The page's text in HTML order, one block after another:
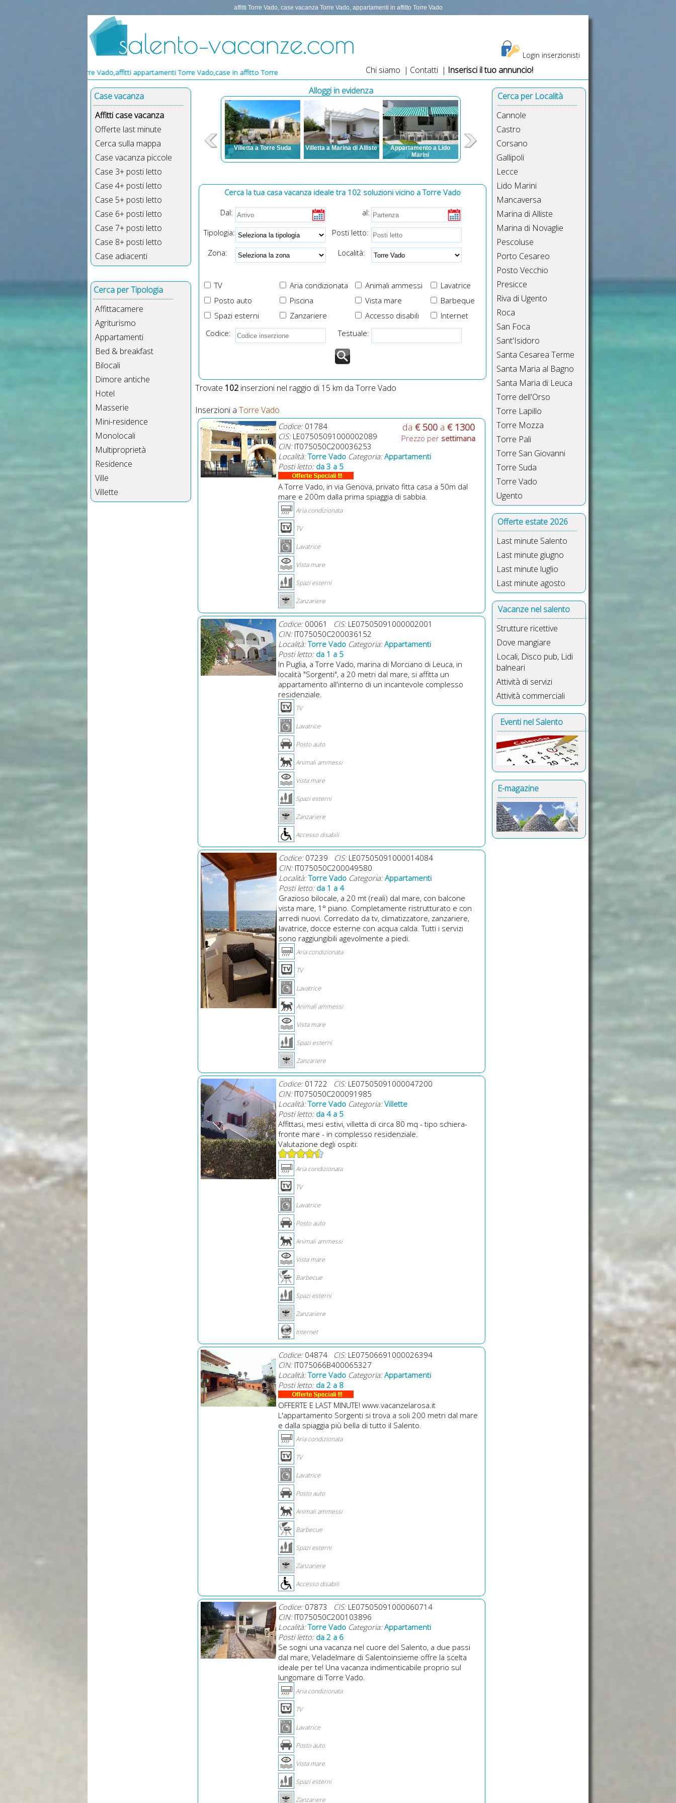
affitti Torre Vado, case vacanza Torre Vado, appartamenti in affitto Torre Vado
Login inserzionisti
Chi siamo | Contatti | Inserisci il tuo annuncio!
Torre Vado,affitti appartamenti Torre Vado,case in affitto Torre Vado,appartamento Torre Vado,appartamenti in affitto Torre Vado,bilocale Torre Vado,Torre Vado appartamento affitti,villette affitto
Case vacanza
Affitti case vacanza
Offerte last minute
Cerca sulla mappa
Case vacanza piccole
Case 3+ posti letto
Case 4+ posti letto
Case 5+ posti letto
Case 6+ posti letto
Case 7+ posti letto
Case 8+ posti letto
Case adiacenti
Cerca per Tipologia
Affittacamere
Agriturismo
Appartamenti
Bed & breakfast
Bilocali
Dimore antiche
Hotel
Masserie
Mini-residence
Monolocali
Multiproprietà
Residence
Ville
Villette
Alloggi in evidenza
Villetta a Torre Suda
Posti letto: da 2 a 14
Animali ammessi, Vista
mare, Barbecue, Spazi
esterni, Zanzariere,
Parcheggio
gratuito,videosorveglianza,
recintati
Villetta a Marina di Alliste
Posti letto: da 3 a 7
Animali ammessi,
Barbecue, Spazi esterni,
Zanzariere, Internet
Appartamento a Lido
Marini
Lavatrice, Animali
ammessi, Barbecue,
Spazi esterni, Zanzariere,
soffitto, asse e ferro da
stiro, asciugacapelli,
letto per ricarica veloce
smartphone
Cerca la tua casa vacanza ideale tra 102 soluzioni vicino a Torre Vado
Dal:
al:
Tipologia:
Posti letto:
Zona:
Località:
TV Aria condizionata Animali ammessi
Lavatrice
Posto auto
Piscina Vista mare
Barbeque
Spazi esterni
Zanzariere Internet
Accesso disabili
Codice:
Testuale:
Trovate 102inserzioni nel raggio di 15 km da Torre Vado
Inserzioni a Torre Vado
da € 500a € 1300
Prezzo per settimana
Codice:01784
CIS:LE07505091000002089
CIN:IT075050C200036253
Località: Torre Vado Categoria: Appartamenti
Posti letto: da 3 a 5
A Torre Vado, in via Genova, privato fitta casa a 50m dal
mare e 200m dalla prima spiaggia di sabbia.
Aria condizionata
TV
Lavatrice
Vista mare
Spazi esterni
Zanzariere
Codice:00061 CIS:LE07505091000002001
CIN:IT075050C200036152
Località: Torre Vado Categoria: Appartamenti
Posti letto: da 1 a 5
In Puglia, a Torre Vado, marina di Morciano di Leuca, in
località "Sorgenti", a 20 metri dal mare, si affitta un
appartamento all'interno di un incantevole complesso
residenziale.
TV
Lavatrice
Posto auto
Animali ammessi
Vista mare
Spazi esterni
Zanzariere
Accesso disabili
Codice:07239 CIS:LE07505091000014084
CIN:IT075050C200049580
Località: Torre Vado Categoria: Appartamenti
Posti letto: da 1 a 4
Grazioso bilocale, a 20 mt (reali) dal mare, con balcone
vista mare, 1° piano. Completamente ristrutturato e con
arredi nuovi. Corredato da tv, climatizzatore, zanzariere,
lavatrice, docce esterne con acqua calda. Tutti i servizi
sono raggiungibili agevolmente a piedi.
Aria condizionata
TV
Lavatrice
Animali ammessi
Vista mare
Spazi esterni
Zanzariere
Codice:01722 CIS:LE07505091000047200
CIN:IT075050C200091985
Località: Torre Vado Categoria: Villette
Posti letto: da 4 a 5
Affittasi, mesi estivi, villetta di circa 80 mq - tipo schiera-
fronte mare - in complesso residenziale.
Valutazione degli ospiti:
Aria condizionata
TV
Lavatrice
Posto auto
Animali ammessi
Vista mare
Barbecue
Spazi esterni
Zanzariere
Internet
Codice:04874 CIS:LE07506691000026394
CIN:IT075066B400065327
Località: Torre Vado Categoria: Appartamenti
Posti letto: da 2 a 8
OFFERTE E LAST MINUTE! www.vacanzelarosa.it
L'appartamento Sorgenti si trova a soli 200 metri dal mare
e dalla spiaggia più bella di tutto il Salento.
Aria condizionata
TV
Lavatrice
Posto auto
Animali ammessi
Barbecue
Spazi esterni
Zanzariere
Accesso disabili
Codice:07873 CIS:LE07505091000060714
CIN:IT075050C200103896
Località: Torre Vado Categoria: Appartamenti
Posti letto: da 2 a 6
Se sogni una vacanza nel cuore del Salento, a due passi
dal mare, Veladelmare di Salentoinsieme offre la scelta
ideale per te! Una vacanza indimenticabile proprio sul
lungomare di Torre Vado.
Aria condizionata
TV
Lavatrice
Posto auto
Vista mare
Spazi esterni
Zanzariere
Cerca per Località
Cannole
Castro
Corsano
Gallipoli
Lecce
Lido Marini
Mancaversa
Marina di Alliste
Marina di Novaglie
Pescoluse
Porto Cesareo
Posto Vecchio
Presicce
Riva di Ugento
Roca
San Foca
Sant'Isidoro
Santa Cesarea Terme
Santa Maria al Bagno
Santa Maria di Leuca
Torre dell'Orso
Torre Lapillo
Torre Mozza
Torre Pali
Torre San Giovanni
Torre Suda
Torre Vado
Ugento
Offerte estate 2026
Last minute Salento
Last minute giugno
Last minute luglio
Last minute agosto
Vacanze nel salento
Strutture ricettive
Dove mangiare
Locali, Disco pub, Lidi
balneari
Attività di servizi
Attività commerciali
Eventi nel Salento
E-magazine